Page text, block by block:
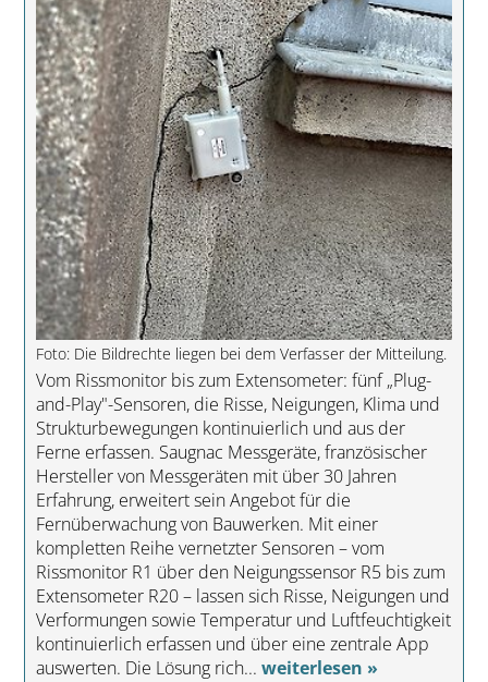
Foto: Die Bildrechte liegen bei dem Verfasser der Mitteilung.
Vom Rissmonitor bis zum Extensometer: fünf „Plug-
and-Play"-Sensoren, die Risse, Neigungen, Klima und
Strukturbewegungen kontinuierlich und aus der
Ferne erfassen. Saugnac Messgeräte, französischer
Hersteller von Messgeräten mit über 30 Jahren
Erfahrung, erweitert sein Angebot für die
Fernüberwachung von Bauwerken. Mit einer
kompletten Reihe vernetzter Sensoren – vom
Rissmonitor R1 über den Neigungssensor R5 bis zum
Extensometer R20 – lassen sich Risse, Neigungen und
Verformungen sowie Temperatur und Luftfeuchtigkeit
kontinuierlich erfassen und über eine zentrale App
auswerten. Die Lösung rich... weiterlesen »